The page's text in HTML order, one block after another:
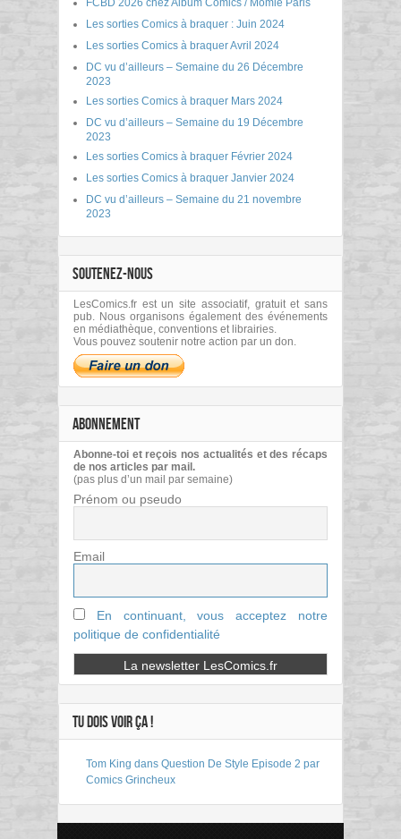
FCBD 2026 chez Album Comics / Momie Paris
Les sorties Comics à braquer : Juin 2024
Les sorties Comics à braquer Avril 2024
DC vu d’ailleurs – Semaine du 26 Décembre
2023
Les sorties Comics à braquer Mars 2024
DC vu d’ailleurs – Semaine du 19 Décembre
2023
Les sorties Comics à braquer Février 2024
Les sorties Comics à braquer Janvier 2024
DC vu d’ailleurs – Semaine du 21 novembre
2023
SOUTENEZ-NOUS
LesComics.fr est un site associatif, gratuit et sans
pub. Nous organisons également des événements
en médiathèque, conventions et librairies.
Vous pouvez soutenir notre action par un don.
ABONNEMENT
Abonne-toi et reçois nos actualités et des récaps
de nos articles par mail.
(pas plus d’un mail par semaine)
Prénom ou pseudo
Email
En continuant, vous acceptez notre
politique de confidentialité
TU DOIS VOIR ÇA !
Tom King dans Question De Style Episode 2 par
Comics Grincheux